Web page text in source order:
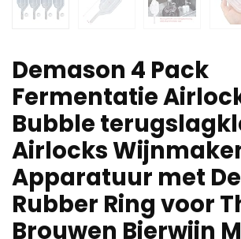
Demason 4 Pack
Fermentatie
Bubble
Airlocks
Apparatuur met
Rubber Ring voor
Brouwen Bierwijn